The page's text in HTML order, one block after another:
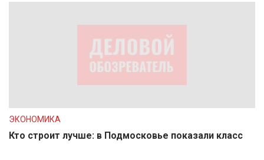
ЭКОНОМИКА
Кто строит лучше: в Подмосковье показали класс